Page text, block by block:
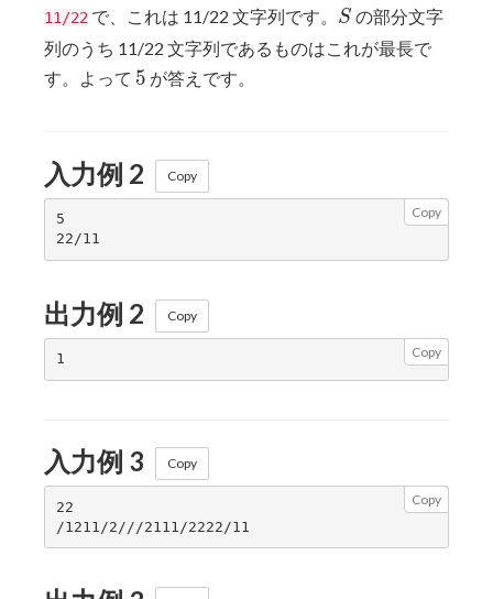
11/22 で、これは 11/22 文字列です。 S
S の部分文字
列のうち 11/22 文字列であるものはこれが最長で
す。よって 5
5 が答えです。
入力例 2 Copy
Copy
5
出力例 2 Copy
Copy
入力例 3 Copy
Copy
22